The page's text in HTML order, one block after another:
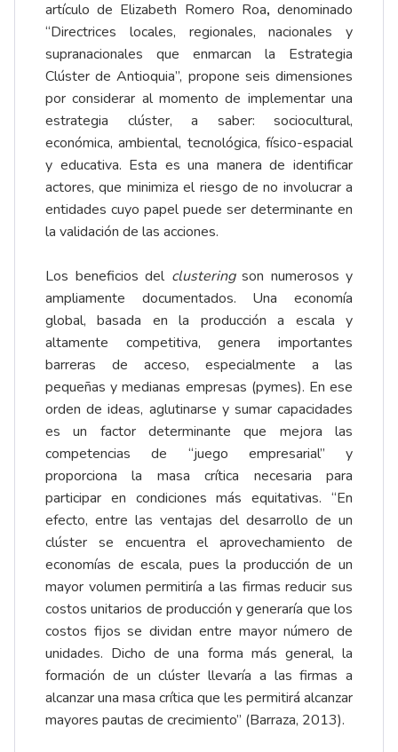
artículo de Elizabeth Romero Roa,denominado
“Directrices locales, regionales, nacionales y
supranacionales que enmarcan la Estrategia
Clúster de Antioquia”, propone seis dimensiones
por considerar al momento de implementar una
estrategia clúster, a saber: sociocultural,
económica, ambiental, tecnológica, físico-espacial
y educativa. Esta es una manera de identificar
actores, que minimiza el riesgo de no involucrar a
entidades cuyo papel puede ser determinante en
la validación de las acciones.
Los beneficios del clusteringson numerosos y
ampliamente documentados. Una economía
global, basada en la producción a escala y
altamente competitiva, genera importantes
barreras de acceso, especialmente a las
pequeñas y medianas empresas (pymes). En ese
orden de ideas, aglutinarse y sumar capacidades
es un factor determinante que mejora las
competencias de “juego empresarial” y
proporciona la masa crítica necesaria para
participar en condiciones más equitativas. “En
efecto, entre las ventajas del desarrollo de un
clúster se encuentra el aprovechamiento de
economías de escala, pues la producción de un
mayor volumen permitiría a las firmas reducir sus
costos unitarios de producción y generaría que los
costos fijos se dividan entre mayor número de
unidades. Dicho de una forma más general, la
formación de un clúster llevaría a las firmas a
alcanzar una masa crítica que les permitirá alcanzar
mayores pautas de crecimiento” (Barraza, 2013).